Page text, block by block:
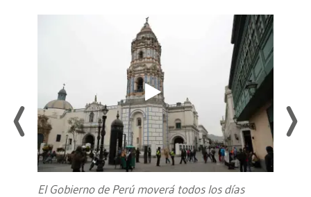
El Gobierno de Perú moverá todos los días